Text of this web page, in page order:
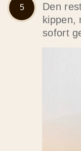
Den
kippen,
sofort